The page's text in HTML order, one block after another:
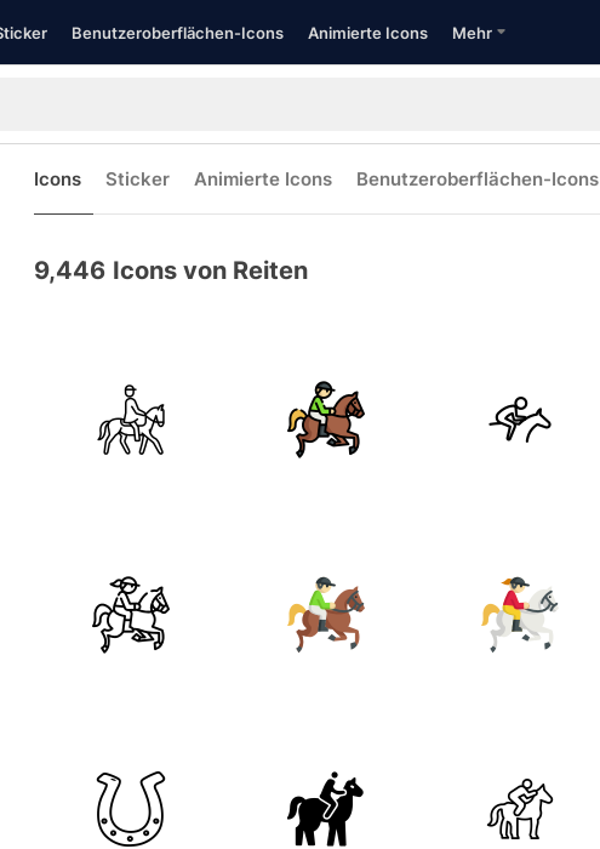
Benutzeroberflächen-Icons Animierte Icons Mehr
Icons Sticker Animierte Icons Benutzeroberflächen-Icons
9,446 Icons von Reiten